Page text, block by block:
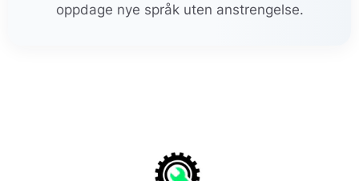
oppdage nye språk uten anstrengelse.